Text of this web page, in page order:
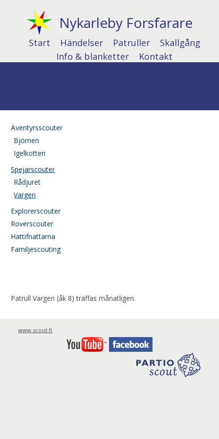
Nykarleby Forsfarare
Start Händelser Patruller
Skallgång
Info & blanketter
Kontakt
Äventyrsscouter
Björnen
Igelkotten
Spejarscouter
Rådjuret
Vargen
Explorerscouter
Roverscouter
Hattifnattarna
Familjescouting
Patrull Vargen (åk 8) träffas månatligen.
www.scout.fi